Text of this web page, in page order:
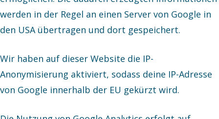
werden in der Regel an einen Server von Google in
den USA übertragen und dort gespeichert.
Wir haben auf dieser Website die IP-
Anonymisierung aktiviert, sodass deine IP-Adresse
von Google innerhalb der EU gekürzt wird.